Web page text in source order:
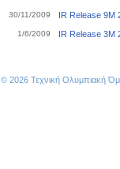
30/11/2009 IR Release 9M
1/6/2009 IR Release 3M
© 2026 Τεχνική Ολυμπιακή